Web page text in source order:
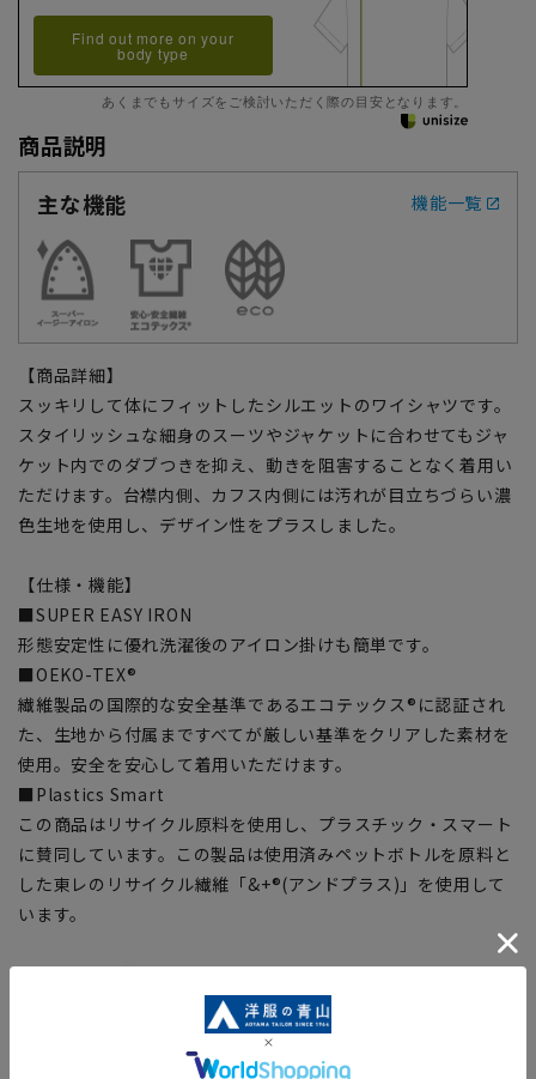
Find out more on your
body type
あくまでもサイズをご検討いただく際の目安となります。
商品説明
主な機能
機能一覧
【商品詳細】
スッキリして体にフィットしたシルエットのワイシャツです。
スタイリッシュな細身のスーツやジャケットに合わせてもジャ
ケット内でのダブつきを抑え、動きを阻害することなく着用い
ただけます。台襟内側、カフス内側には汚れが目立ちづらい濃
色生地を使用し、デザイン性をプラスしました。
【仕様・機能】
■SUPER EASY IRON
形態安定性に優れ洗濯後のアイロン掛けも簡単です。
■OEKO-TEX®
繊維製品の国際的な安全基準であるエコテックス®に認証され
た、生地から付属まですべてが厳しい基準をクリアした素材を
使用。安全を安心して着用いただけます。
■Plastics Smart
この商品はリサイクル原料を使用し、プラスチック・スマート
に賛同しています。この製品は使用済みペットボトルを原料と
した東レのリサイクル繊維「&+®(アンドプラス)」を使用して
います。
【シルエット】《細め(スリム)》 (当社比)
【商品に関するご注意】
■ゆとり感には個人差があります。サイズ表を確認の上、ご購